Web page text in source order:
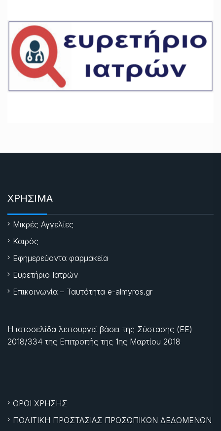
ΧΡΗΣΙΜΑ
Μικρές Αγγελίες
Καιρός
Εφημερεύοντα φαρμακεία
Ευρετήριο Ιατρών
Επικοινωνία – Ταυτότητα e-almyros.gr
Η ιστοσελίδα λειτουργεί βάσει της Σύστασης (ΕΕ)
2018/334 της Επιτροπής της 1ης Μαρτίου 2018
ΟΡΟΙ ΧΡΗΣΗΣ
ΠΟΛΙΤΙΚΗ ΠΡΟΣΤΑΣΙΑΣ ΠΡΟΣΩΠΙΚΩΝ ΔΕΔΟΜΕΝΩΝ